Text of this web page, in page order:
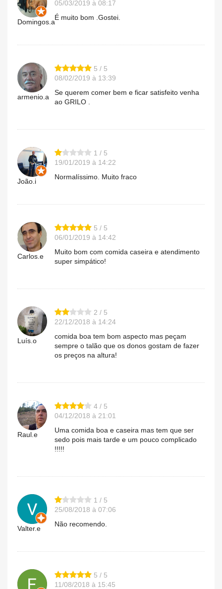
Domingos.a
05/03/2019 à 08:17
É muito bom .Gostei.
armenio.a
5 / 5
08/02/2019 à 13:39
Se querem comer bem e ficar satisfeito venha
ao GRILO .
João.i
1 / 5
19/01/2019 à 14:22
Normalíssimo. Muito fraco
Carlos.e
5 / 5
06/01/2019 à 14:42
Muito bom com comida caseira e atendimento
super simpático!
Luís.o
2 / 5
22/12/2018 à 14:24
comida boa tem bom aspecto mas peçam
sempre o talão que os donos gostam de fazer
os preços na altura!
Raul.e
4 / 5
04/12/2018 à 21:01
Uma comida boa e caseira mas tem que ser
sedo pois mais tarde e um pouco complicado
!!!!!
Valter.e
1 / 5
25/08/2018 à 07:06
Não recomendo.
5 / 5
11/08/2018 à 15:45